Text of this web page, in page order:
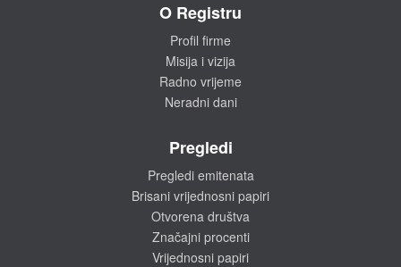
O Registru
Profil firme
Misija i vizija
Radno vrijeme
Neradni dani
Pregledi
Pregledi emitenata
Brisani vrijednosni papiri
Otvorena društva
Značajni procenti
Vrijednosni papiri